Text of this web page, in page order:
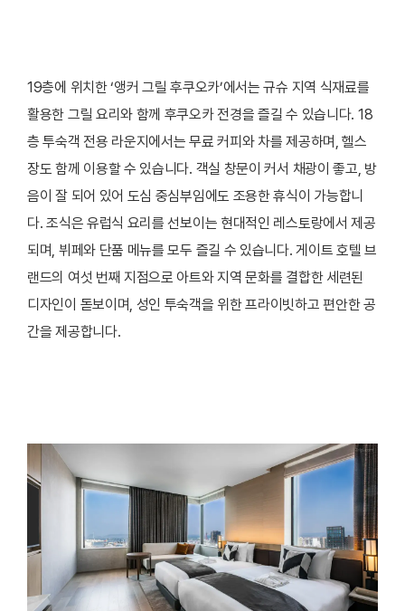
19층에 위치한 ‘앵커 그릴 후쿠오카’에서는 규슈 지역 식재료를
활용한 그릴 요리와 함께 후쿠오카 전경을 즐길 수 있습니다. 18
층 투숙객 전용 라운지에서는 무료 커피와 차를 제공하며, 헬스
장도 함께 이용할 수 있습니다. 객실 창문이 커서 채광이 좋고, 방
음이 잘 되어 있어 도심 중심부임에도 조용한 휴식이 가능합니
다. 조식은 유럽식 요리를 선보이는 현대적인 레스토랑에서 제공
되며, 뷔페와 단품 메뉴를 모두 즐길 수 있습니다. 게이트 호텔 브
랜드의 여섯 번째 지점으로 아트와 지역 문화를 결합한 세련된
디자인이 돋보이며, 성인 투숙객을 위한 프라이빗하고 편안한 공
간을 제공합니다.